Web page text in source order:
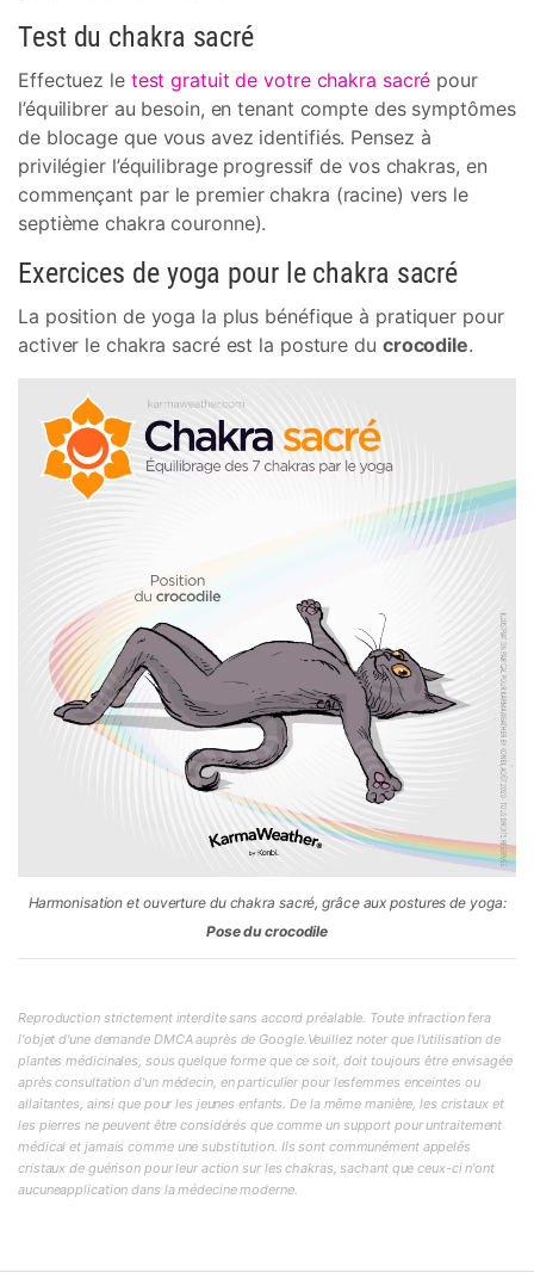
Test du chakra sacré
Effectuez le test gratuit de votre chakra sacré pour
l’équilibrer au besoin, en tenant compte des symptômes
de blocage que vous avez identifiés. Pensez à
privilégier l’équilibrage progressif de vos chakras, en
commençant par le premier chakra (racine) vers le
septième chakra couronne).
Exercices de yoga pour le chakra sacré
La position de yoga la plus bénéfique à pratiquer pour
activer le chakra sacré est la posture du crocodile.
Harmonisation et ouverture du chakra sacré, grâce aux postures de yoga:
Pose du crocodile
Reproduction strictement interdite sans accord préalable. Toute infraction fera
l'objet d'une demande DMCA auprès de Google.Veuillez noter que l'utilisation de
plantes médicinales, sous quelque forme que ce soit, doit toujours être envisagée
après consultation d'un médecin, en particulier pour lesfemmes enceintes ou
allaitantes, ainsi que pour les jeunes enfants. De la même manière, les cristaux et
les pierres ne peuvent être considérés que comme un support pour untraitement
médical et jamais comme une substitution. Ils sont communément appelés
cristaux de guérison pour leur action sur les chakras, sachant que ceux-ci n'ont
aucuneapplication dans la médecine moderne.